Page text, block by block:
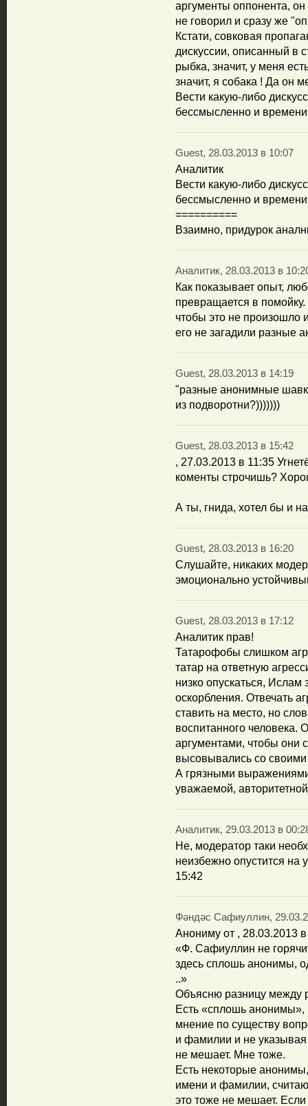
аргументы оппонента, он
не говорил и сразу же
Кстати, совковая
дискуссии, описанный в
рыбка, значит, у меня
значит, я собака ! Да он
Вести какую-либо
бессмысленно и времени
Guest, 28.03.2013 в 10:07
Аналитик
Вести какую-либо
бессмысленно и времени
==========
Взаимно, придурок
Аналитик, 28.03.2013 в
Как показывает опыт,
превращается в
чтобы это не
его не загадили разные
Guest, 28.03.2013 в 14:19
"разные анонимные
из подворотни?)))))))
Guest, 28.03.2013 в 15:42
, 27.03.2013 в 11:35
коменты строчишь?
А ты, гнида, хотел бы и
Guest, 28.03.2013 в 16:20
Слушайте, никаких
эмоционально
Guest, 28.03.2013 в 17:12
Аналитик прав!
Татарофобы слишком
татар на ответную
низко опускаться,
оскорбления. Отвечать
ставить на место, но
воспитанного человека.
аргументами, чтобы они
высовывались со
А грязными
уважаемой,
Аналитик, 29.03.2013 в
Не, модератор таки
неизбежно опустится на
15:42
Фәндәс Сафиуллин,
Анониму от , 28.03.2013
«Ф. Сафиуллин не
здесь сплошь анонимы,
..»
Объясню разницу между
Есть «сплошь анонимы»,
мнение по существу
и фамилии и не
не мешает. Мне тоже.
Есть некоторые
имени и фамилии,
это тоже не мешает.